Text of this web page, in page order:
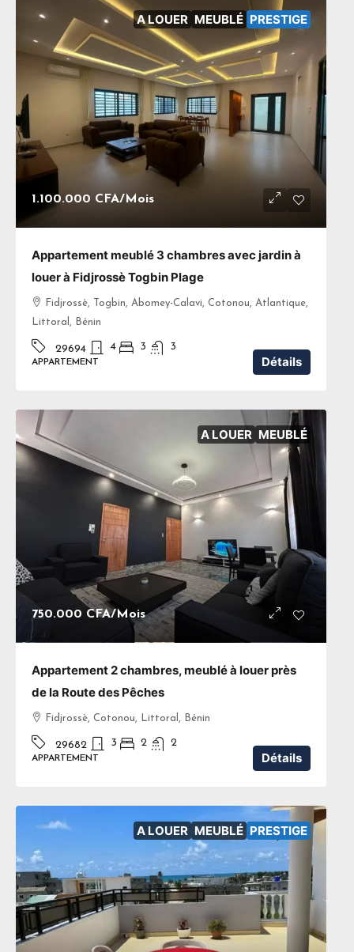
A LOUER MEUBLÉ PRESTIGE
1.100.000 CFA/Mois
Appartement meublé 3 chambres avec jardin à
louer à Fidjrossè Togbin Plage
Fidjrossè, Togbin, Abomey-Calavi, Cotonou, Atlantique,
Littoral, Bénin
29694 4 3 3
APPARTEMENT Détails
A LOUER MEUBLÉ
750.000 CFA/Mois
Appartement 2 chambres, meublé à louer près
de la Route des Pêches
Fidjrossè, Cotonou, Littoral, Bénin
29682 3 2 2
APPARTEMENT Détails
A LOUER MEUBLÉ PRESTIGE